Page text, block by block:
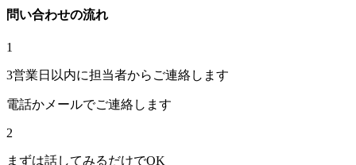
問い合わせの流れ
1
3営業日以内に担当者からご連絡します
電話かメールでご連絡します
2
まずは話してみるだけでOK